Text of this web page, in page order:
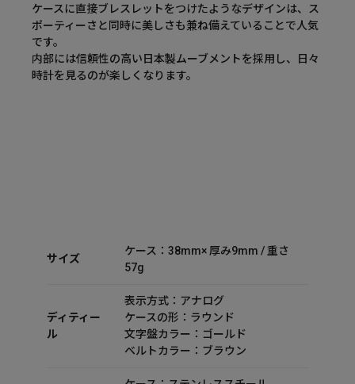
ケースに直接ブレスレットをつけたようなデザインは、ス
ポーティーさと同時に美しさも兼ね備えていることで人気
です。
内部には信頼性の高い日本製ムーブメントを採用し、日々
時計を見るのが楽しくなります。
サイズ
ケース：38mm× 厚み9mm / 重さ
57g
ディティー
ル
表示方式：アナログ
ケースの形：ラウンド
文字盤カラー：ゴールド
ベルトカラー：ブラウン